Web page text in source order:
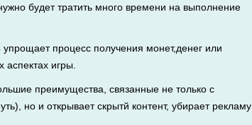
будет тратить много времени на выполнение
упрощает процесс получения монет,денег или
аспектах игры.
преимущества, связанные не только с
но и открывает скрытй контент, убирает рекламу